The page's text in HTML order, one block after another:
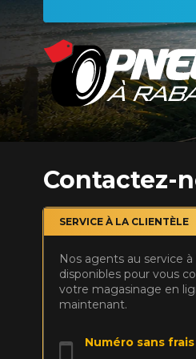
Contactez-
SERVICE À LA CLIENTÈLE
Nos agents au service
disponibles pour vous
votre magasinage en
maintenant.
Numéro sans frais